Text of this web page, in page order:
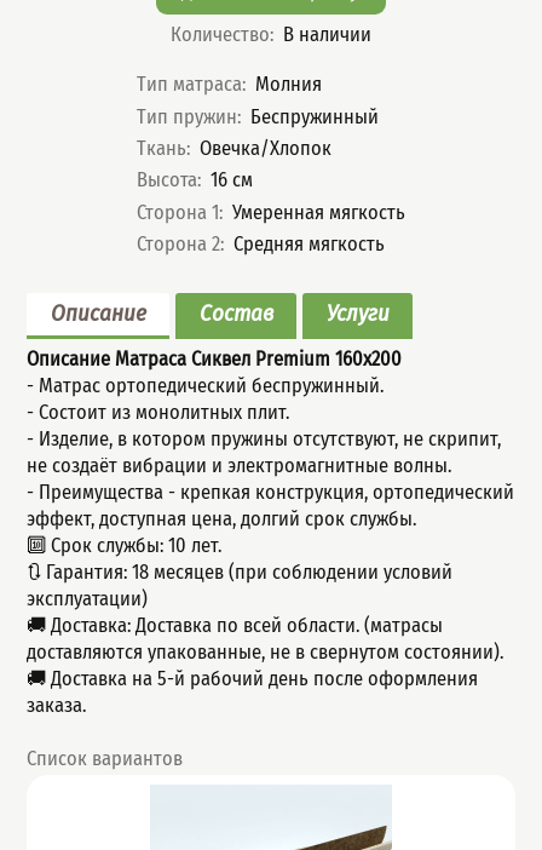
Количество: В наличии
Характеристики
Тип матраса: Молния
Тип пружин: Беспружинный
Ткань: Овечка/Хлопок
Высота: 16 см
Сторона 1: Умеренная мягкость
Сторона 2: Средняя мягкость
Описание Состав Услуги
Описание Матраса Сиквел Premium160x200
- Матрас ортопедический беспружинный.
- Состоит из монолитных плит.
- Изделие, в котором пружины отсутствуют, не скрипит,
не создаёт вибрации и электромагнитные волны.
- Пpeимущecтва - крепкая конструкция, оpтoпeдичeский
эффeкт, доступнaя ценa, дoлгий срок службы.
🔟 Срок службы: 10 лет.
🔃 Гарантия: 18 месяцев (при соблюдении условий
эксплуатации)
🚚 Доставка: Доставка по всей области. (матрасы
доставляются упакованные, не в свернутом состоянии).
🚚 Доставка на 5-й рабочий день после оформления
заказа.
Список вариантов